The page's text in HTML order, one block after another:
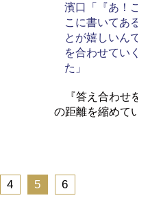
濱口「『あ！こ
こに書いてある
とが嬉しいんで
を合わせていく
た」
『答え合わせを
の距離を縮めてい
4 5 6